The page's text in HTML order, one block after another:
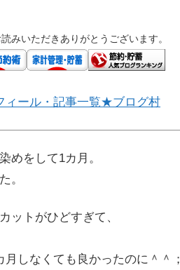
みいただきありがとうございます。
ィール・記事一覧★ブログ村
めをして1カ月。
。
ットがひどすぎて、
しなくても良かったのに＾＾；